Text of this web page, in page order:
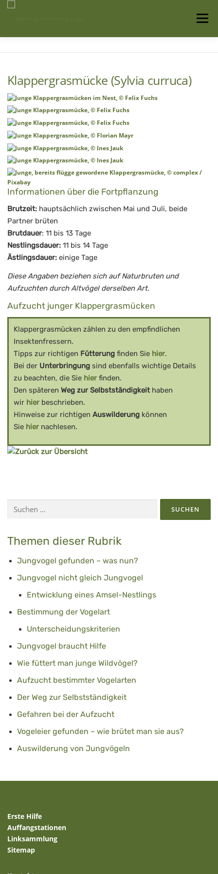
Menü
Klappergrasmücke (Sylvia curruca)
Informationen über die Fortpflanzung
Brutzeit: hauptsächlich zwischen Mai und Juli, beide
Partner brüten
Brutdauer: 11 bis 13 Tage
Nestlingsdauer: 11 bis 14 Tage
Ästlingsdauer: einige Tage
Diese Angaben beziehen sich auf Naturbruten und
Aufzuchten durch Altvögel derselben Art.
Aufzucht junger Klappergrasmücken
Klappergrasmücken zählen zu den empfindlichen
Insektenfressern.
Tipps zur richtigen Fütterung finden Sie hier.
Bei der Unterbringung sind ebenfalls wichtige Details
zu beachten, die Sie hier finden.
Den späteren Weg zur Selbstständigkeit haben
wir hier beschrieben.
Hinweise zur richtigen Auswilderung können
Sie hier nachlesen.
nach:
Themen dieser Rubrik
Jungvogel gefunden – was nun?
Jungvogel nicht gleich Jungvogel
Entwicklung eines Amsel-Nestlings
Bestimmung der Vogelart
Unterscheidungskriterien
Jungvogel braucht Hilfe
Wie füttert man junge Wildvögel?
Aufzucht bestimmter Vogelarten
Der Weg zur Selbstständigkeit
Gefahren bei der Aufzucht
Vogeleier gefunden – wie brütet man sie aus?
Auswilderung von Jungvögeln
Erste Hilfe
Auffangstationen
Linksammlung
Sitemap